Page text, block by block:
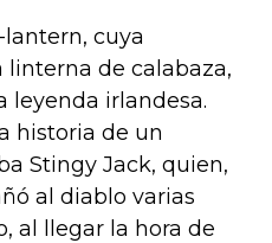
lantern, cuya
de calabaza,
leyenda irlandesa.
historia de un
Stingy Jack, quien,
al diablo varias
al llegar la hora de